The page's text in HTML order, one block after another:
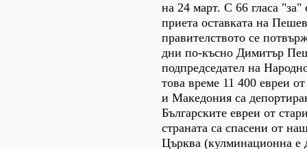
на 24 март. С 66 гласа
приета оставката на
правителството се
дни по-късно Димитър
подпредседател на
това време 11 400 евреи
и Македония са
Българските евреи от
страната са спасени от
Църква (кулминационна е